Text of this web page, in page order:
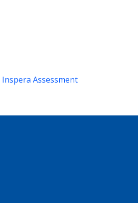
Inspera Assessment